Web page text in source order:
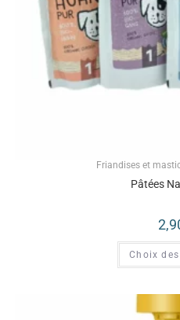
Friandises et
Pâtées
Choix